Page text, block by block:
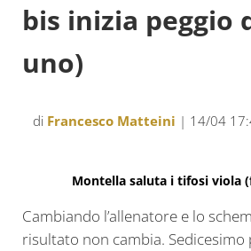
bis inizia peggio
uno)
di Francesco Matteini | 14/04
Montella saluta i tifosi viola
Cambiando l’allenatore e lo
risultato non cambia.